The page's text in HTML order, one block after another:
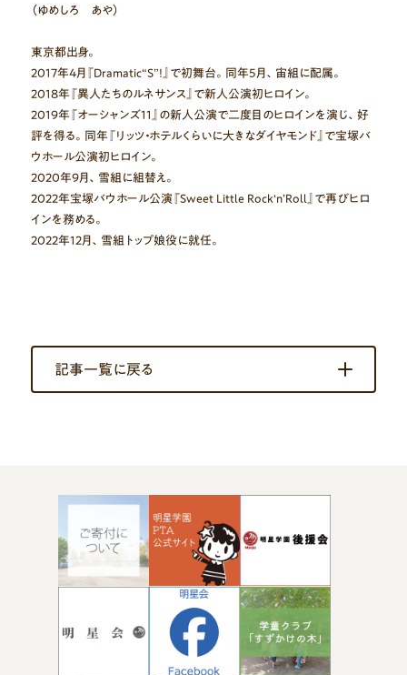
（ゆめしろ あや）
東京都出身。
2017年4月『Dramatic“S”!』で初舞台。同年5月、宙組に配属。
2018年『異人たちのルネサンス』で新人公演初ヒロイン。
2019年『オーシャンズ11』の新人公演で二度目のヒロインを演じ、好
評を得る。同年『リッツ・ホテルくらいに大きなダイヤモンド』で宝塚バ
ウホール公演初ヒロイン。
2020年9月、雪組に組替え。
2022年宝塚バウホール公演『Sweet Little Rock‘n’Roll』で再びヒロ
インを務める。
2022年12月、雪組トップ娘役に就任。
記事一覧に戻る